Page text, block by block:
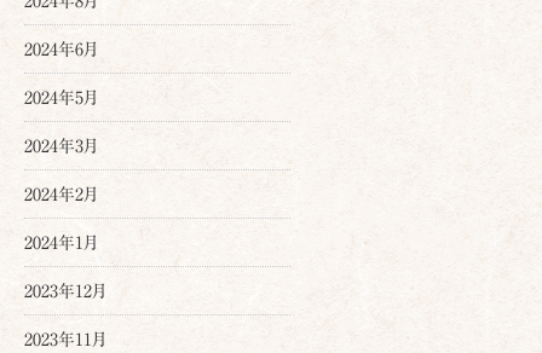
2024年6月
2024年5月
2024年3月
2024年2月
2024年1月
2023年12月
2023年11月